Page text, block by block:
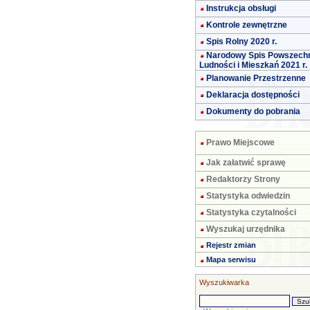
Instrukcja obsługi
Kontrole zewnętrzne
Spis Rolny 2020 r.
Narodowy Spis
Ludności i Mieszkań 2021 r.
Planowanie Przestrzenne
Deklaracja dostępności
Dokumenty do pobrania
Prawo Miejscowe
Jak załatwić sprawę
Redaktorzy Strony
Statystyka odwiedzin
Statystyka czytalności
Wyszukaj urzędnika
Rejestr zmian
Mapa serwisu
Wyszukiwarka